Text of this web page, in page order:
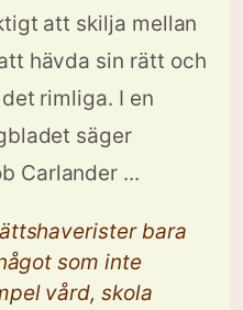
att skilja mellan
hävda sin rätt och
rimliga. I en
säger
Carlander ...
bara
som inte
vård, skola